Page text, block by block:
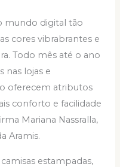
mundo digital tão
cores vibrabrantes e
Todo mês até o ano
nas lojas e
oferecem atributos
conforto e facilidade
Mariana Nassralla,
Aramis.
estampadas,